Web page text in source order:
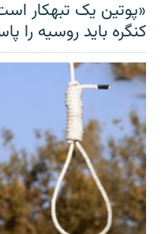
«پوتین یک تبهکار
کنگره باید روسیه را